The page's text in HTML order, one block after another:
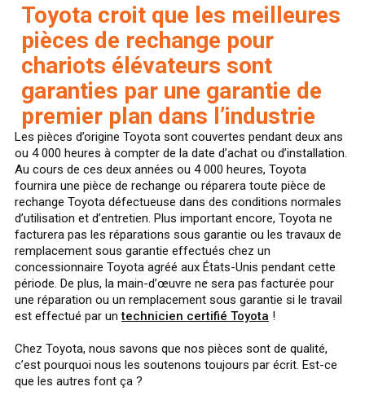
Toyota croit que les meilleures
pièces de rechange pour
chariots élévateurs sont
garanties par une garantie de
premier plan dans l’industrie
Les pièces d’origine Toyota sont couvertes pendant deux ans
ou 4 000 heures à compter de la date d’achat ou d’installation.
Au cours de ces deux années ou 4 000 heures, Toyota
fournira une pièce de rechange ou réparera toute pièce de
rechange Toyota défectueuse dans des conditions normales
d’utilisation et d’entretien. Plus important encore, Toyota ne
facturera pas les réparations sous garantie ou les travaux de
remplacement sous garantie effectués chez un
concessionnaire Toyota agréé aux États-Unis pendant cette
période. De plus, la main-d’œuvre ne sera pas facturée pour
une réparation ou un remplacement sous garantie si le travail
est effectué par untechnicien certifié Toyota !
Chez Toyota, nous savons que nos pièces sont de qualité,
c’est pourquoi nous les soutenons toujours par écrit. Est-ce
que les autres font ça ?